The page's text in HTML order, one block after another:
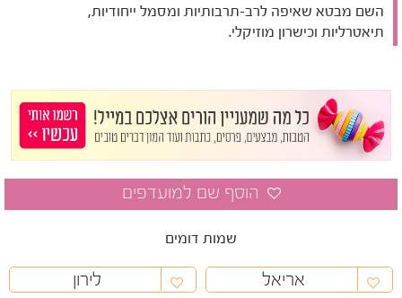
השם מבטא שאיפה לרב-תרבותיות ומסמל ייחודיות,
תיאטרליות וכישרון מוזיקלי.
שמות דומים
אריאל
לירון